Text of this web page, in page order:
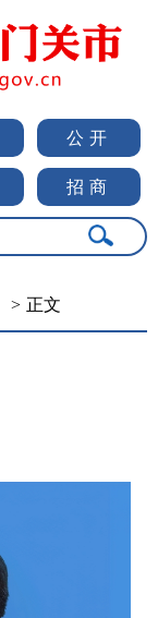
公开
招商
> 正文